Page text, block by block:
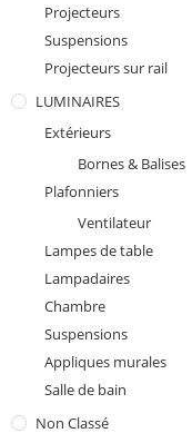
Projecteurs
Suspensions
Projecteurs sur rail
LUMINAIRES
Extérieurs
Bornes & Balises
Plafonniers
Ventilateur
Lampes de table
Lampadaires
Chambre
Suspensions
Appliques murales
Salle de bain
Non Classé